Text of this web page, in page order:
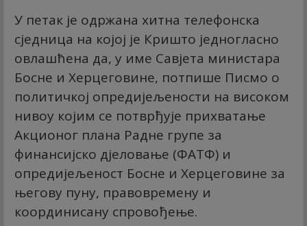
У петак је одржана хитна телефонска
сједница на којој је Кришто једногласно
овлашћена да, у име Савјета министара
Босне и Херцеговине, потпише Писмо о
политичкој опредијељености на високом
нивоу којим се потврђује прихватање
Акционог плана Радне групе за
финансијско дјеловање (ФАТФ) и
опредијељеност Босне и Херцеговине за
његову пуну, правовремену и
координисану спровођење.